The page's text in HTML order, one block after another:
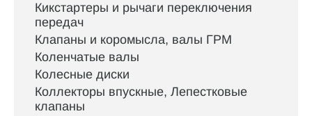
Кикстартеры и рычаги переключения
передач
Клапаны и коромысла, валы ГРМ
Коленчатые валы
Колесные диски
Коллекторы впускные, Лепестковые
клапаны